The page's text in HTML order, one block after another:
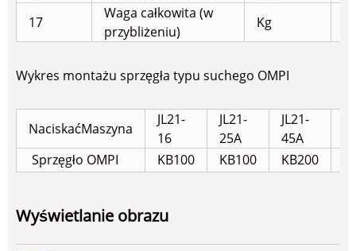
17
Waga całkowita (w
przybliżeniu)
Kg
Wykres montażu sprzęgła typu suchego OMPI
NaciskaćMaszyna
JL21-
16
JL21-
25A
JL21-
45A
Sprzęgło OMPI
KB100 KB100 KB200
Wyświetlanie obrazu